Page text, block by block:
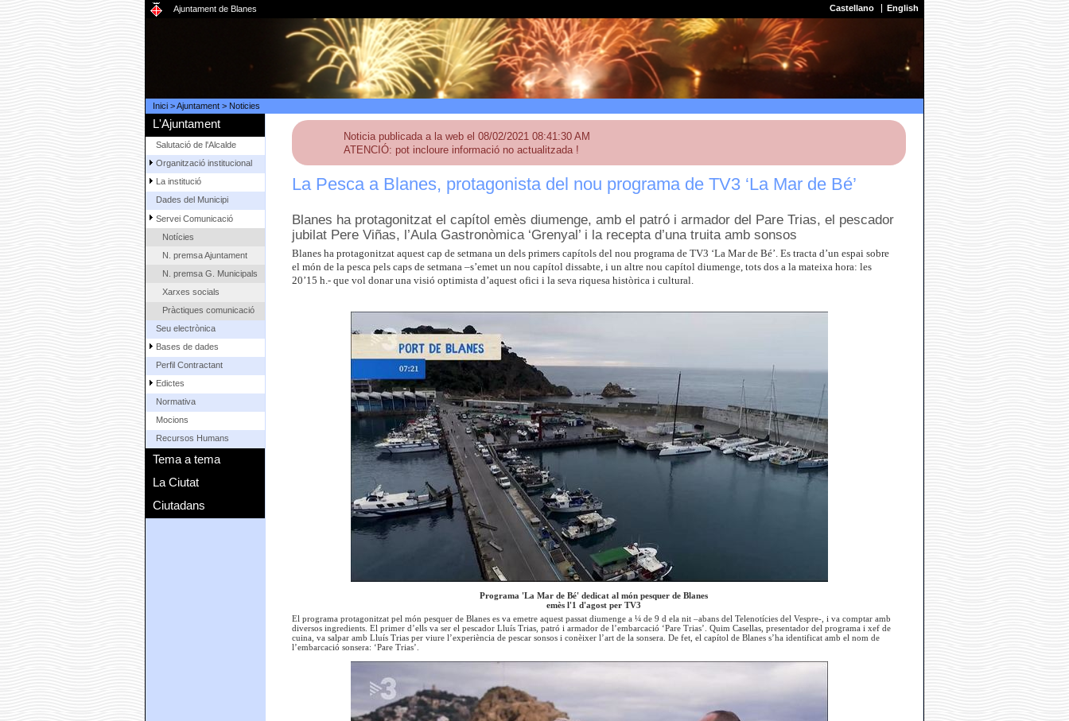
Ajuntament de Blanes Castellano English
Inici>Ajuntament> Noticies
L'Ajuntament
Salutació de l'Alcalde
Organització institucional
La institució
Dades del Municipi
Servei Comunicació
Notícies
N. premsa Ajuntament
N. premsa G. Municipals
Xarxes socials
Pràctiques comunicació
Seu electrònica
Bases de dades
Perfil Contractant
Edictes
Normativa
Mocions
Recursos Humans
Tema a tema
La Ciutat
Ciutadans
Noticia publicada a la web el 08/02/2021 08:41:30 AM
ATENCIÓ: pot incloure informació no actualitzada !
La Pesca a Blanes, protagonista del nou programa de TV3 ‘La Mar de Bé’
Blanes ha protagonitzat el capítol emès diumenge, amb el patró i armador del Pare Trias, el pescador
jubilat Pere Viñas, l’Aula Gastronòmica ‘Grenyal’ i la recepta d’una truita amb sonsos
Blanes ha protagonitzat aquest cap de setmana un dels primers capítols del nou programa de TV3 ‘La Mar de Bé’. Es tracta d’un espai sobre
el món de la pesca pels caps de setmana –s’emet un nou capítol dissabte, i un altre nou capítol diumenge, tots dos a la mateixa hora: les
20’15 h.- que vol donar una visió optimista d’aquest ofici i la seva riquesa històrica i cultural.
Programa 'La Mar de Bé' dedicat al món pesquer de Blanes
emès l'1 d'agost per TV3
El programa protagonitzat pel món pesquer de Blanes es va emetre aquest passat diumenge a ¼ de 9 d ela nit –abans del Telenotícies del Vespre-, i va comptar amb
diversos ingredients. El primer d’ells va ser el pescador Lluís Trias, patró i armador de l’embarcació ‘Pare Trias’. Quim Casellas, presentador del programa i xef de
cuina, va salpar amb Lluís Trias per viure l’experiència de pescar sonsos i conèixer l’art de la sonsera. De fet, el capítol de Blanes s’ha identificat amb el nom de
l’embarcació sonsera: ‘Pare Trias’.